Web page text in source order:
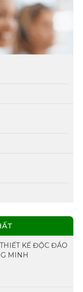
KẾ ĐỘC ĐÁO
MINH